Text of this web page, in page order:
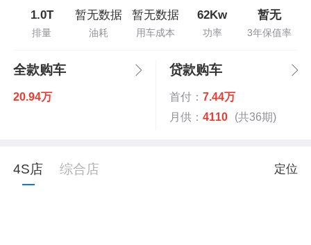
1.0T
排量
暂无数据
油耗
暂无数据
用车成本
62Kw
功率
暂无
3年保值率
全款购车
20.94万
贷款购车
首付： 7.44万
月供： 4110 (共36期)
4S店 综合店 定位